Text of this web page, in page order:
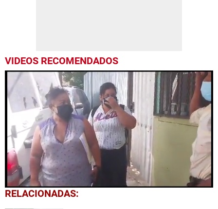
VIDEOS RECOMENDADOS
0
seconds
RELACIONADAS: